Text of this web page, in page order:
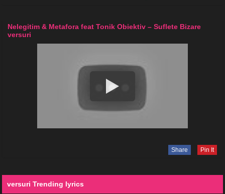
Nelegitim & Metafora feat Tonik Obiektiv – Suflete Bizare
versuri
Share Pin It
versuri Trending lyrics